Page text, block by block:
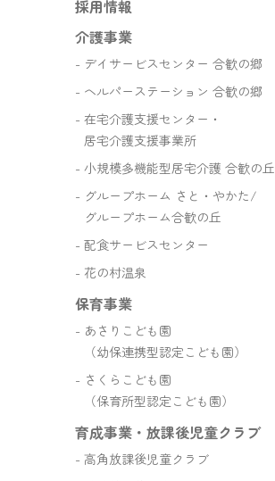
採用情報
介護事業
デイサービスセンター 合歓の郷
ヘルパーステーション 合歓の郷
在宅介護支援センター・
居宅介護支援事業所
小規模多機能型居宅介護 合歓の丘
グループホーム さと・やかた/
グループホーム合歓の丘
配食サービスセンター
花の村温泉
保育事業
あさりこども園
（幼保連携型認定こども園）
さくらこども園
（保育所型認定こども園）
育成事業・放課後児童クラブ
高角放課後児童クラブ